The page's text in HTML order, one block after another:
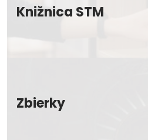
Knižnica STM
Zbierky